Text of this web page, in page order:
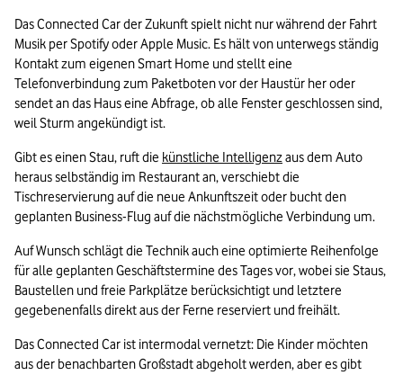
Das Connected Car der Zukunft spielt nicht nur während der Fahrt
Musik per Spotify oder Apple Music. Es hält von unterwegs ständig
Kontakt zum eigenen Smart Home und stellt eine
Telefonverbindung zum Paketboten vor der Haustür her oder
sendet an das Haus eine Abfrage, ob alle Fenster geschlossen sind,
weil Sturm angekündigt ist.
Gibt es einen Stau, ruft die künstliche Intelligenz aus dem Auto
heraus selbständig im Restaurant an, verschiebt die
Tischreservierung auf die neue Ankunftszeit oder bucht den
geplanten Business-Flug auf die nächstmögliche Verbindung um.
Auf Wunsch schlägt die Technik auch eine optimierte Reihenfolge
für alle geplanten Geschäftstermine des Tages vor, wobei sie Staus,
Baustellen und freie Parkplätze berücksichtigt und letztere
gegebenenfalls direkt aus der Ferne reserviert und freihält.
Das Connected Car ist intermodal vernetzt: Die Kinder möchten
aus der benachbarten Großstadt abgeholt werden, aber es gibt